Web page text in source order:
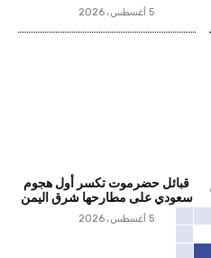
5 أغسطس، 2026
قبائل حضرموت تكسر أول هجوم
سعودي على مطارحها شرق اليمن
5 أغسطس، 2026